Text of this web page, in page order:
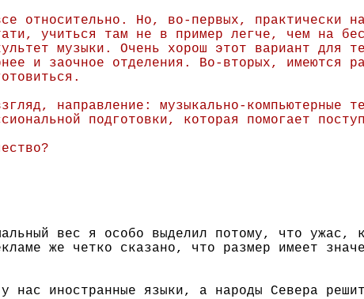
относительно. Но, во-первых, практически
учиться там не в пример легче, чем на
музыки. Очень хорош этот вариант для
и заочное отделения. Во-вторых, имеются
направление: музыкально-компьютерные
подготовки, которая помогает
вес я особо выделил потому, что ужас,
же четко сказано, что размер имеет
иностранные языки, а народы Севера